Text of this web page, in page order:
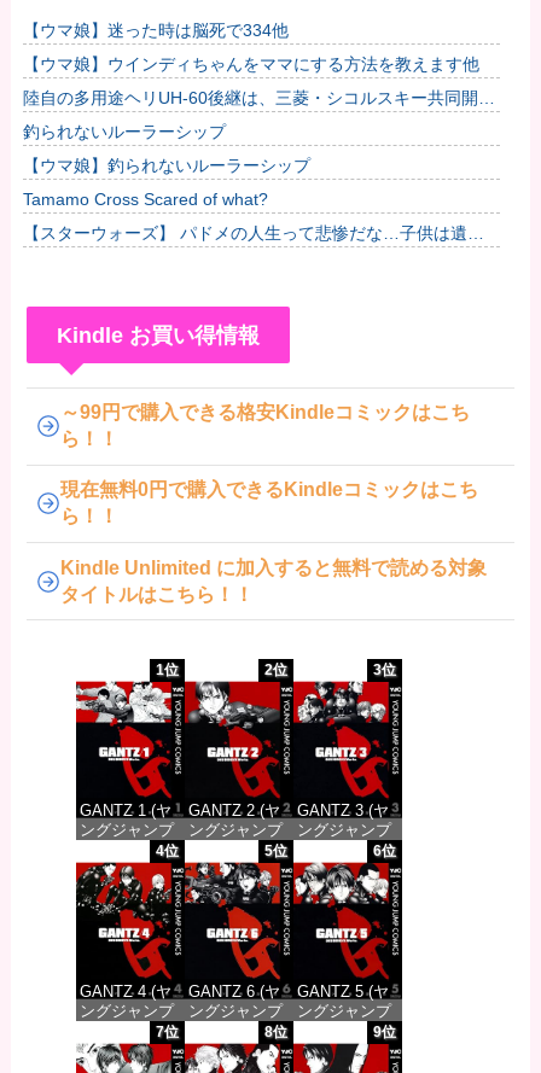
【ウマ娘】迷った時は脳死で334他
【ウマ娘】ウインディちゃんをママにする方法を教えます他
陸自の多用途ヘリUH-60後継は、三菱・シコルスキー共同開発
に？！
釣られないルーラーシップ
【ウマ娘】釣られないルーラーシップ
Tamamo Cross Scared of what?
【スターウォーズ】 パドメの人生って悲惨だな…子供は遺せ
Kindle お買い得情報
～99円で購入できる格安Kindleコミックはこち
ら！！
現在無料0円で購入できるKindleコミックはこち
ら！！
Kindle Unlimited に加入すると無料で読める対象
タイトルはこちら！！
1位
GANTZ 1 (ヤ
ングジャンプ
コミックス
DIGITAL)
価格：¥100
2位
GANTZ 2 (ヤ
ングジャンプ
コミックス
DIGITAL)
価格：¥100
3位
GANTZ 3 (ヤ
ングジャンプ
コミックス
DIGITAL)
価格：¥100
4位
GANTZ 4 (ヤ
ングジャンプ
コミックス
DIGITAL)
5位
GANTZ 6 (ヤ
ングジャンプ
コミックス
DIGITAL)
6位
GANTZ 5 (ヤ
ングジャンプ
コミックス
DIGITAL)
7位 8位 9位